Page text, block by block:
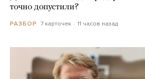
точно допустили?
РАЗБОР 7 карточек 11 часов назад